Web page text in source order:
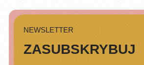
NEWSLETTER
ZASUBSKRYBUJ